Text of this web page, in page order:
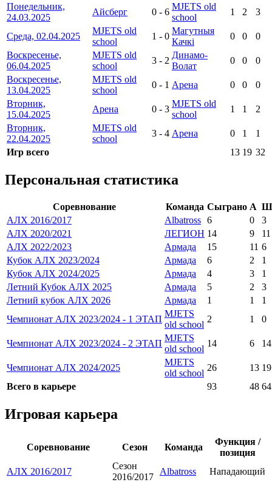
Понедельник,
24.03.2025
Айсберг 0 - 6
MJETS old
school
1 2 3
Среда, 02.04.2025
MJETS old
school
1 - 0
Магутныя
Качкі
0 0
0
Воскресенье,
06.04.2025
MJETS old
school
3 - 2
Динамо-
Волат
0 0
0
Воскресенье,
13.04.2025
MJETS old
school
0 - 1 Арена 0 0
0
Вторник,
15.04.2025
Арена 0 - 3
MJETS old
school
1 1
2
Вторник,
22.04.2025
MJETS old
school
3 - 4 Арена 0 1
1
Игр всего
13 19 32
Персональная статистика
Соревнование Команда Сыграно А Ш
АЛХ 2016/2017
Albatross 6 0
3
АЛХ 2020/2021
ЛЕГИОН 14 9
11
АЛХ 2022/2023
Армада 15 11 6
Кубок АЛХ 2023/2024
Армада 6 2
1
Кубок АЛХ 2024/2025
Армада 4 3
1
Летний Кубок АЛХ 2025
Армада 5 2
3
Летний кубок АЛХ 2026
Армада 1 1
1
Чемпионат АЛХ 2023/2024 - 1 ЭТАП
MJETS
old school
2 1 0
Чемпионат АЛХ 2023/2024 - 2 ЭТАП
MJETS
old school
14 6 14
Чемпионат АЛХ 2024/2025
MJETS
old school
26 13 19
Всего в карьере
93 48 64
Игровая карьера
Соревнование Сезон Команда
Функция /
позиция
АЛХ 2016/2017
Сезон
2016/2017
Albatross Нападающий